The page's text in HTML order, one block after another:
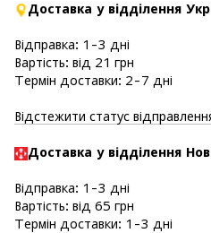
Доставка у відділення
Відправка: 1-3 дні
Вартість: від 21 грн
Термін доставки: 2-7 дні
Відстежити статус
Доставка у відділення
Відправка: 1-3 дні
Вартість: від 65 грн
Термін доставки: 1-3 дні